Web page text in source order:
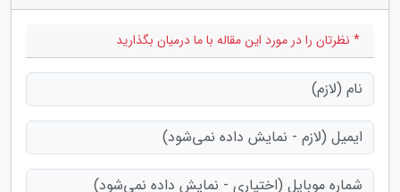
* نظرتان را در مورد این مقاله با ما درمیان بگذارید